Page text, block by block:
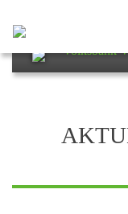
Volksbank
Previous